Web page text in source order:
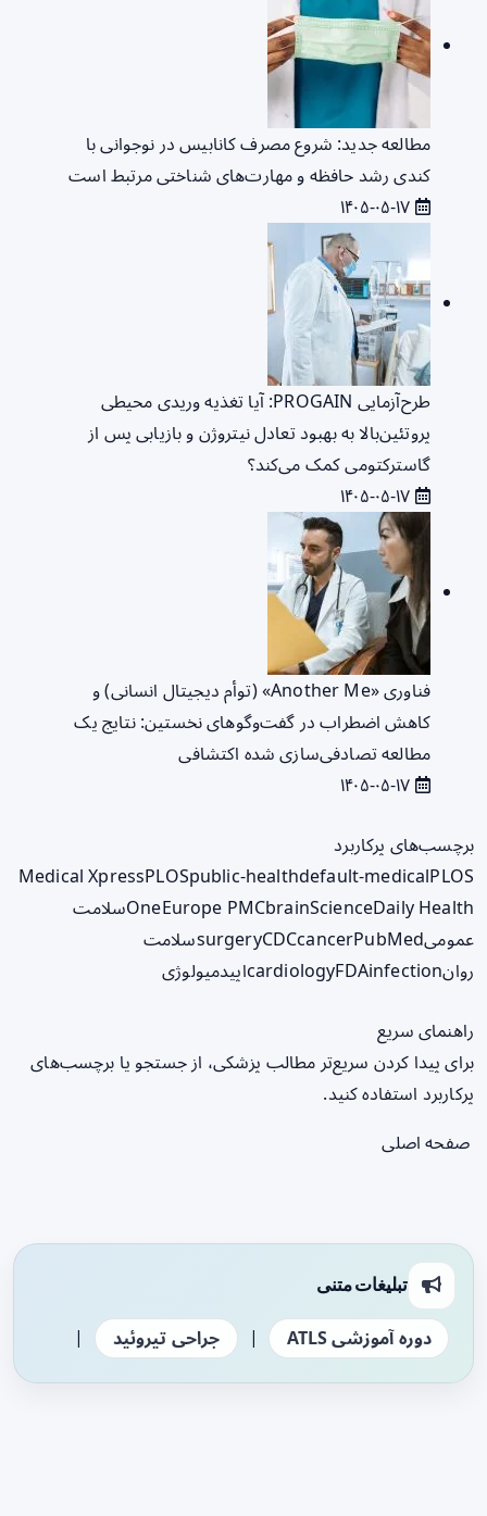
مطالعه جدید: شروع مصرف کانابیس در نوجوانی با
کندی رشد حافظه و مهارت‌های شناختی مرتبط است
طرح‌آزمایی PROGAIN: آیا تغذیه وریدی محیطی
پروتئین‌بالا به بهبود تعادل نیتروژن و بازیابی پس از
گاسترکتومی کمک می‌کند؟
فناوری «Another Me» (توأم دیجیتال انسانی) و
کاهش اضطراب در گفت‌وگوهای نخستین: نتایج یک
مطالعه تصادفی‌سازی شده اکتشافی
برچسب‌های پرکاربرد
Medical XpressPLOSpublic-healthdefault-medicalPLOS
OneEurope PMCbrainScienceDaily Health
سلامت
عمومی
surgeryCDCcancerPubMed
سلامت
روان
cardiologyFDAinfection اپیدمیولوژی
راهنمای سریع
برای پیدا کردن سریع‌تر مطالب پزشکی، از جستجو یا برچسب‌های
پرکاربرد استفاده کنید.
صفحه اصلی
تبلیغات متنی
دوره آموزشی ATLS | جراحی تیروئید |